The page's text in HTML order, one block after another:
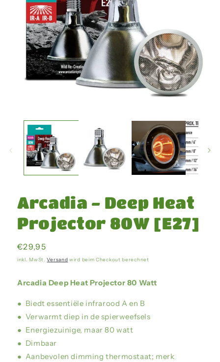
Modal
öffnen
Arcadia - Deep Heat
Projector 80W [E27]
Normaler
Preis
€29,95
inkl. MwSt.Versand wird beim Checkout berechnet
Arcadia Deep Heat Projector 80 Watt
● Biedt essentiële infrarood A en B
● Verwarmt diep in de spierweefsels
● Energiezuinige, maar 80 watt
● Dimbaar
● Aanbevolen dimming thermostaat; merk